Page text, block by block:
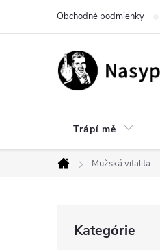
Obchodné podmienky
Trápí mě
Domov
Mužská vitalita
kategórie
Kategórie